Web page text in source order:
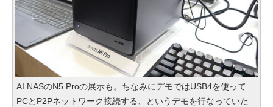
AI NASのN5 Proの展示も。ちなみにデモではUSB4を使って
PCとP2Pネットワーク接続する、というデモを行なっていた